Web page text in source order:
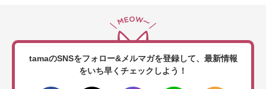
tamaのSNSをフォロー&メルマガを登録して、 最新情報
をいち早くチェックしよう！